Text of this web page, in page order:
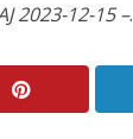
2023-12-15 –.